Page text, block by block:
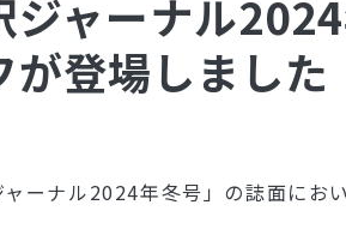
ジャーナル
登場しました
ーナル2024年冬号」の誌面に